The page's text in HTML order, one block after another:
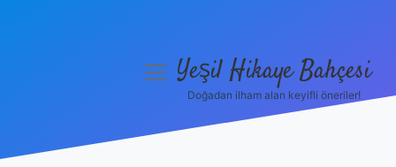
menüyüYeşil Hikaye Bahçesi
Doğadan ilham alan keyifli öneriler!